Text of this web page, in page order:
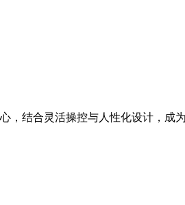
，结合灵活操控与人性化设计，成